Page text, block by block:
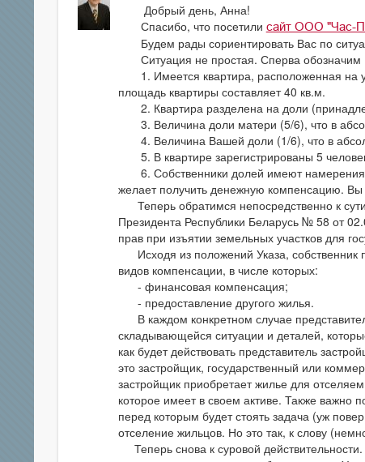
Добрый день, Анна!
Спасибо, что посетили сайт ООО "Час-
Будем рады сориентировать Вас по
Ситуация не простая. Сперва обозначим
1. Имеется квартира, расположенная на
площадь квартиры составляет 40 кв.м.
2. Квартира разделена на доли
3. Величина доли матери (5/6), что в
4. Величина Вашей доли (1/6), что в
5. В квартире зарегистрированы 5
6. Собственники долей имеют намерения
желает получить денежную компенсацию. Вы
Теперь обратимся непосредственно к
Президента Республики Беларусь № 58 от
прав при изъятии земельных участков для
Исходя из положений Указа, собственник
видов компенсации, в числе которых:
- финансовая компенсация;
- предоставление другого жилья.
В каждом конкретном случае
складывающейся ситуации и деталей,
как будет действовать представитель
это застройщик, государственный или
застройщик приобретает жилье для
которое имеет в своем активе. Также важно
перед которым будет стоять задача (уж
отселение жильцов. Но это так, к слову
Теперь снова к суровой